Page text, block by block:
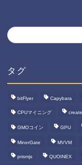
タグ
bitFlyer Capybara
CPUマイニング
GMOコイン GPU
MinerGate MVVM
prismjs QUOINEX